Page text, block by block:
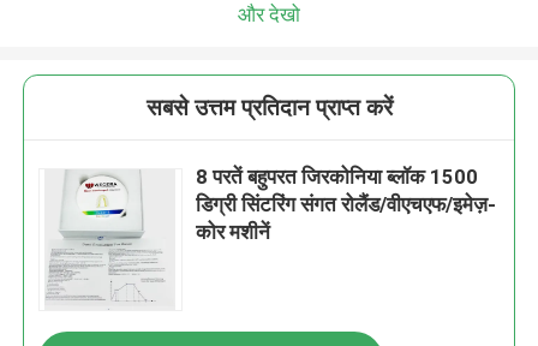
और देखो
सबसे उत्तम प्रतिदान प्राप्त करें
8 परतें बहुपरत जिरकोनिया ब्लॉक 1500
डिग्री सिंटरिंग संगत रोलैंड/वीएचएफ/इमेज़-
कोर मशीनें